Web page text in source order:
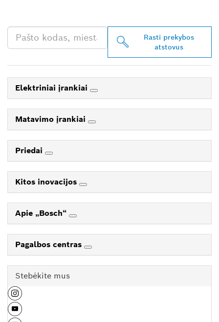
Rasti prekybos
atstovus
Elektriniai įrankiai
Matavimo įrankiai
Priedai
Kitos inovacijos
Apie „Bosch“
Pagalbos centras
Stebėkite mus